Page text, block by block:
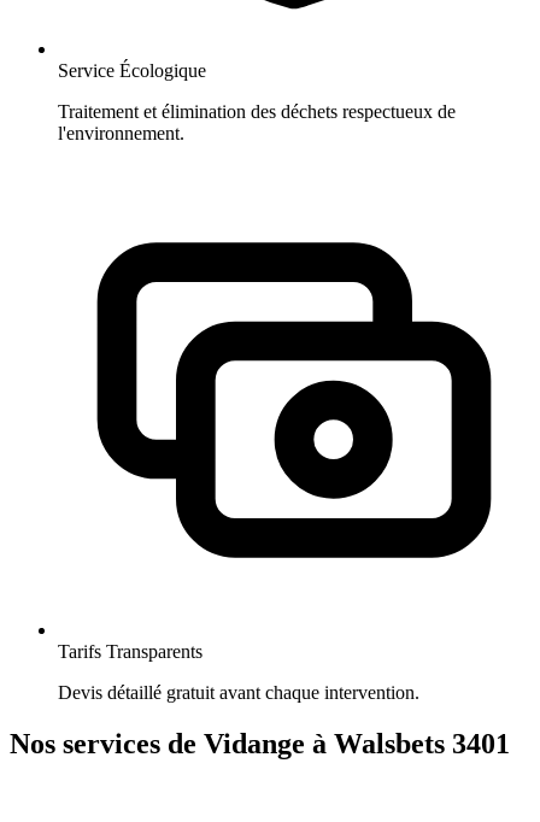
Service Écologique
Traitement et élimination des déchets respectueux de
l'environnement.
Tarifs Transparents
Devis détaillé gratuit avant chaque intervention.
Nos services de Vidange à Walsbets 3401